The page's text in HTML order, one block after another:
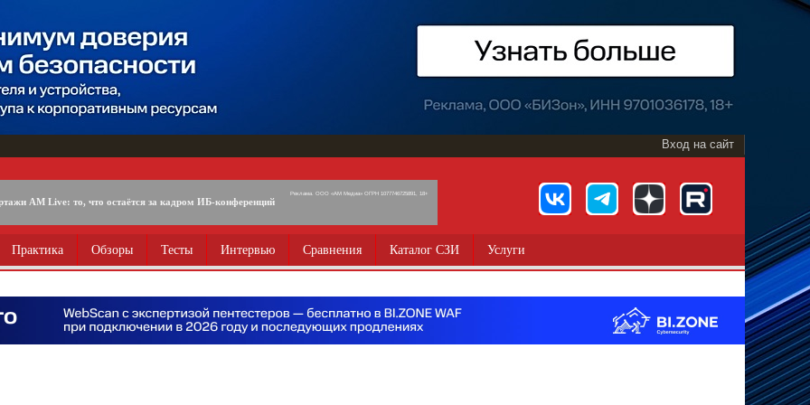
Вход на сайт
AM Live: то, что остаётся за кадром ИБ-конференций
Реклама. ООО «АМ Медиа» ОГРН 1077746725891, 18+
Практика Обзоры Тесты Интервью Сравнения Каталог СЗИ Услуги